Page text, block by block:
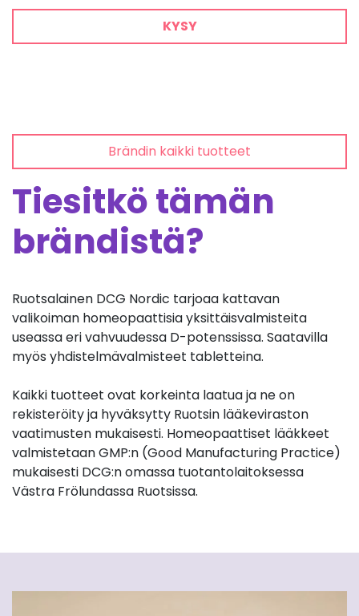
KYSY
Brändin kaikki tuotteet
Tiesitkö tämän
brändistä?
Ruotsalainen DCG Nordic tarjoaa kattavan
valikoiman homeopaattisia yksittäisvalmisteita
useassa eri vahvuudessa D-potenssissa. Saatavilla
myös yhdistelmävalmisteet tabletteina.
Kaikki tuotteet ovat korkeinta laatua ja ne on
rekisteröity ja hyväksytty Ruotsin lääkeviraston
vaatimusten mukaisesti. Homeopaattiset lääkkeet
valmistetaan GMP:n (Good Manufacturing Practice)
mukaisesti DCG:n omassa tuotantolaitoksessa
Västra Frölundassa Ruotsissa.